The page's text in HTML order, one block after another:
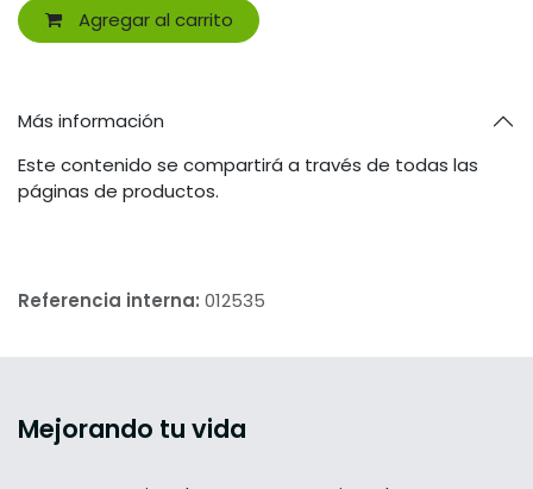
Agregar al carrito
Más información
Este contenido se compartirá a través de todas las
páginas de productos.
Referencia interna: 012535
Mejorando tu vida